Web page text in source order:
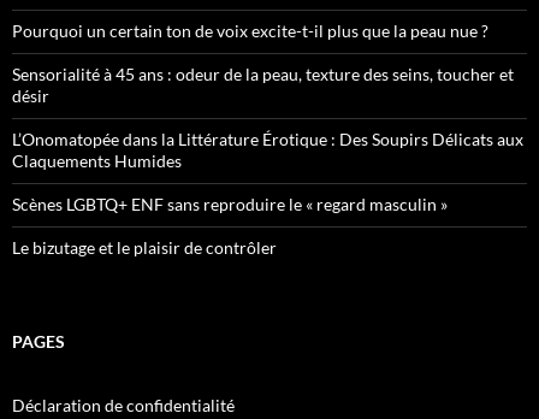
Pourquoi un certain ton de voix excite-t-il plus que la peau nue ?
Sensorialité à 45 ans : odeur de la peau, texture des seins, toucher et
désir
L’Onomatopée dans la Littérature Érotique : Des Soupirs Délicats aux
Claquements Humides
Scènes LGBTQ+ ENF sans reproduire le « regard masculin »
Le bizutage et le plaisir de contrôler
PAGES
Déclaration de confidentialité